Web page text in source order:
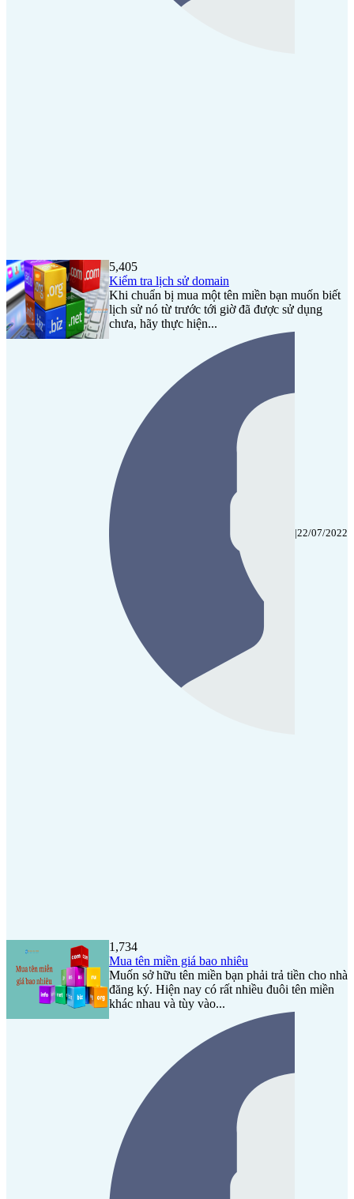
5,405
Kiểm tra lịch sử domain
Khi chuẩn bị mua một tên miền bạn muốn biết
lịch sử nó từ trước tới giờ đã được sử dụng
chưa, hãy thực hiện...
|22/07/2022
1,734
Mua tên miền giá bao nhiêu
Muốn sở hữu tên miền bạn phải trả tiền cho nhà
đăng ký. Hiện nay có rất nhiều đuôi tên miền
khác nhau và tùy vào...